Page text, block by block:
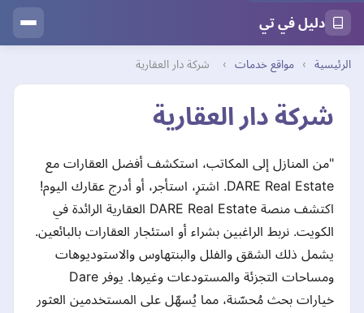
دليل في تي
الرئيسية › مواقع خدمات › شركة دار العقارية
شركة دار العقارية
"من المنازل إلى المكاتب، استكشف أفضل العقارات مع
DARE Real Estate. اشترِ، استأجر، أو أدرج عقارك اليوم!
اكتشف منصة DARE Real Estate العقارية الرائدة في
الكويت. نربط الراغبين بشراء أو استئجار العقارات بالبائعين.
يشمل ذلك الشقق والفلل والبنتهاوس والاستوديوهات
ومساحات التجزئة والمستودعات وغيرها. يوفر Dare
خيارات بحث مُحسّنة، مما يُسهّل على المستخدمين العثور